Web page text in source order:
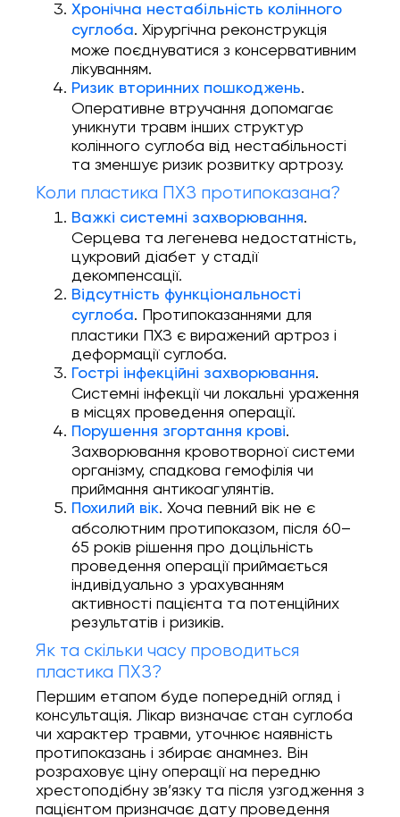
Хронічна нестабільність колінного
суглоба. Хірургічна реконструкція
може поєднуватися з консервативним
лікуванням.
Ризик вторинних пошкоджень.
Оперативне втручання допомагає
уникнути травм інших структур
колінного суглоба від нестабільності
та зменшує ризик розвитку артрозу.
Коли пластика ПХЗ протипоказана?
Важкі системні захворювання.
Серцева та легенева недостатність,
цукровий діабет у стадії
декомпенсації.
Відсутність функціональності
суглоба. Протипоказаннями для
пластики ПХЗ є виражений артроз і
деформації суглоба.
Гострі інфекційні захворювання.
Системні інфекції чи локальні ураження
в місцях проведення операції.
Порушення згортання крові.
Захворювання кровотворної системи
організму, спадкова гемофілія чи
приймання антикоагулянтів.
Похилий вік. Хоча певний вік не є
абсолютним протипоказом, після 60–
65 років рішення про доцільність
проведення операції приймається
індивідуально з урахуванням
активності пацієнта та потенційних
результатів і ризиків.
Як та скільки часу проводиться
пластика ПХЗ?
Першим етапом буде попередній огляд і
консультація. Лікар визначає стан суглоба
чи характер травми, уточнює наявність
протипоказань і збирає анамнез. Він
розраховує ціну операції на передню
хрестоподібну зв’язку та після узгодження з
пацієнтом призначає дату проведення